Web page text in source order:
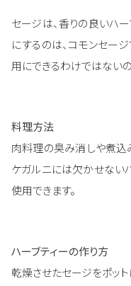
セージは、香りの良いハ
にするのは、コモンセー
用にできるわけではないの
料理方法
肉料理の臭み消しや煮込
ケガルニには欠かせない
使用できます。
ハーブティーの作り方
乾燥させたセージをポッ